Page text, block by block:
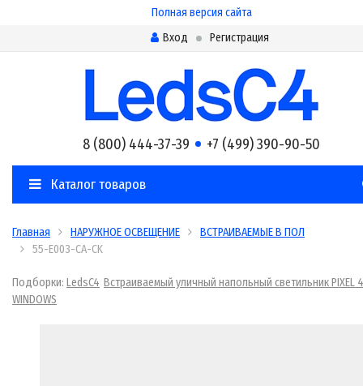
Полная версия сайта
Вход
Регистрация
8 (800) 444-37-39 +7 (499) 390-90-50
Каталог товаров
Главная НАРУЖНОЕ ОСВЕЩЕНИЕ
ВСТРАИВАЕМЫЕ В ПОЛ
55-E003-CA-CK
Подборки: LedsC4 Встраиваемый уличный напольный светильник PIXEL 4
WINDOWS